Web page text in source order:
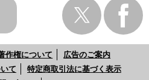
作権について
広告のご案内
て
特定商取引法に基づく表示